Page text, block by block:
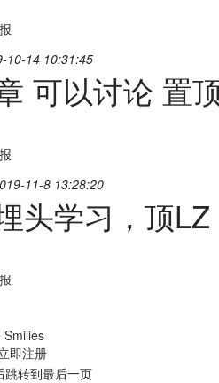
10-14 10:31:45
可以讨论 置
11-8 13:28:20
头学习，顶LZ
Smilies
即注册
跳转到最后一页